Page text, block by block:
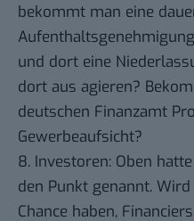
bekommt man eine
und dort eine
dort aus agieren?
deutschen Finanzamt
Gewerbeaufsicht?
8. Investoren: Oben
den Punkt genannt.
Chance haben,